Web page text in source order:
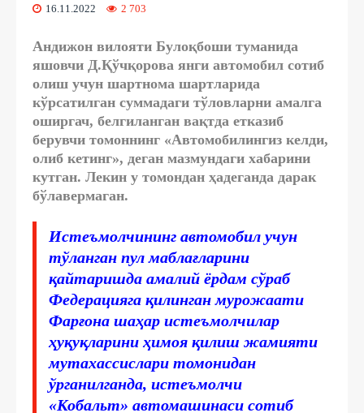
16.11.2022 2 703
Андижон вилояти Булоқбоши туманида
яшовчи Д.Қўчқорова янги автомобил сотиб
олиш учун шартнома шартларида
кўрсатилган суммадаги тўловларни амалга
оширгач, белгиланган вақтда етказиб
берувчи томоннинг «Автомобилингиз келди,
олиб кетинг», деган мазмундаги хабарини
кутган. Лекин у томондан ҳадеганда дарак
бўлавермаган.
Истеъмолчининг автомобил учун
тўланган пул маблағларини
қайтаришда амалий ёрдам сўраб
Федерацияга қилинган мурожаати
Фарғона шаҳар истеъмолчилар
ҳуқуқларини ҳимоя қилиш жамияти
мутахассислари томонидан
ўрганилганда, истеъмолчи
«Кобальт» автомашинаси сотиб